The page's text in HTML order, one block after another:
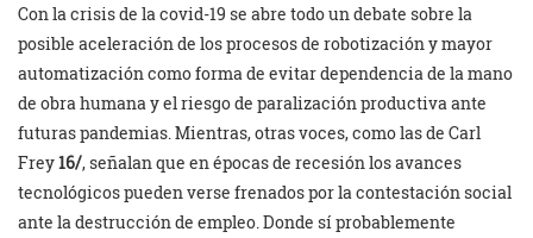
Con la crisis de la covid-19 se abre todo un debate sobre la
posible aceleración de los procesos de robotización y mayor
automatización como forma de evitar dependencia de la mano
de obra humana y el riesgo de paralización productiva ante
futuras pandemias. Mientras, otras voces, como las de Carl
Frey16/, señalan que en épocas de recesión los avances
tecnológicos pueden verse frenados por la contestación social
ante la destrucción de empleo. Donde sí probablemente